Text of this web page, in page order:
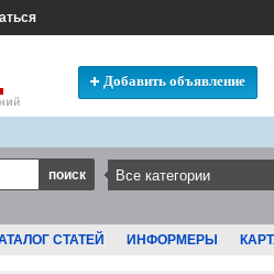
Добавить объявление
СТАТЕЙ ИНФОРМЕРЫ